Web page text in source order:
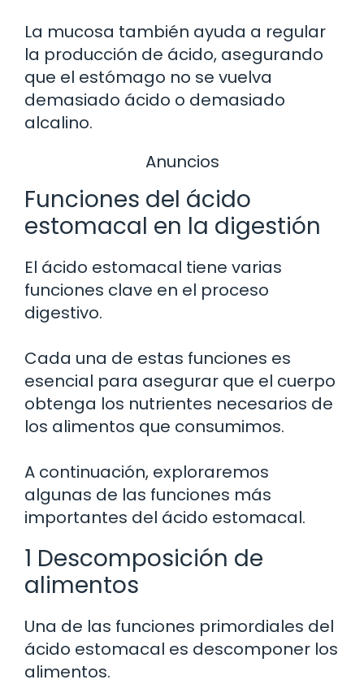
La mucosa también ayuda a regular
la producción de ácido, asegurando
que el estómago no se vuelva
demasiado ácido o demasiado
alcalino.
Anuncios
Funciones del ácido
estomacal en la digestión
El ácido estomacal tiene varias
funciones clave en el proceso
digestivo.
Cada una de estas funciones es
esencial para asegurar que el cuerpo
obtenga los nutrientes necesarios de
los alimentos que consumimos.
A continuación, exploraremos
algunas de las funciones más
importantes del ácido estomacal.
1 Descomposición de
alimentos
Una de las funciones primordiales del
ácido estomacal es descomponer los
alimentos.